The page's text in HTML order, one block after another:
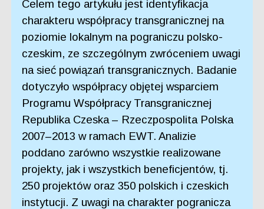
Celem tego artykułu jest identyfikacja
charakteru współpracy transgranicznej na
poziomie lokalnym na pograniczu polsko-
czeskim, ze szczególnym zwróceniem uwagi
na sieć powiązań transgranicznych. Badanie
dotyczyło współpracy objętej wsparciem
Programu Współpracy Transgranicznej
Republika Czeska – Rzeczpospolita Polska
2007–2013 w ramach EWT. Analizie
poddano zarówno wszystkie realizowane
projekty, jak i wszystkich beneficjentów, tj.
250 projektów oraz 350 polskich i czeskich
instytucji. Z uwagi na charakter pogranicza